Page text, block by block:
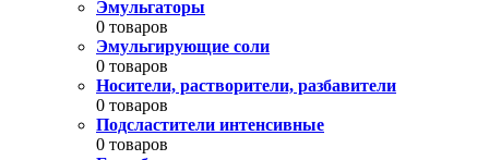
Эмульгаторы
0 товаров
Эмульгирующие соли
0 товаров
Носители, растворители, разбавители
0 товаров
Подсластители интенсивные
0 товаров